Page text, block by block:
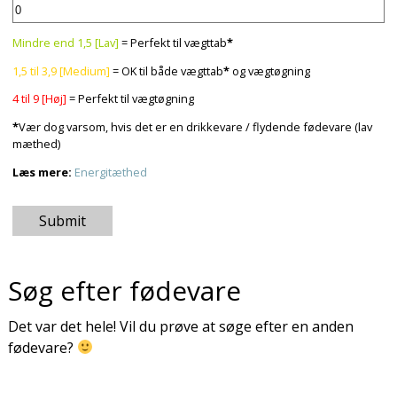
Mindre end 1,5 [Lav] = Perfekt til vægttab*
1,5 til 3,9 [Medium] = OK til både vægttab*og vægtøgning
4 til 9 [Høj] = Perfekt til vægtøgning
*Vær dog varsom, hvis det er en drikkevare / flydende fødevare (lav
mæthed)
Læs mere: Energitæthed
Submit
Søg efter fødevare
Det var det hele! Vil du prøve at søge efter en anden
fødevare?